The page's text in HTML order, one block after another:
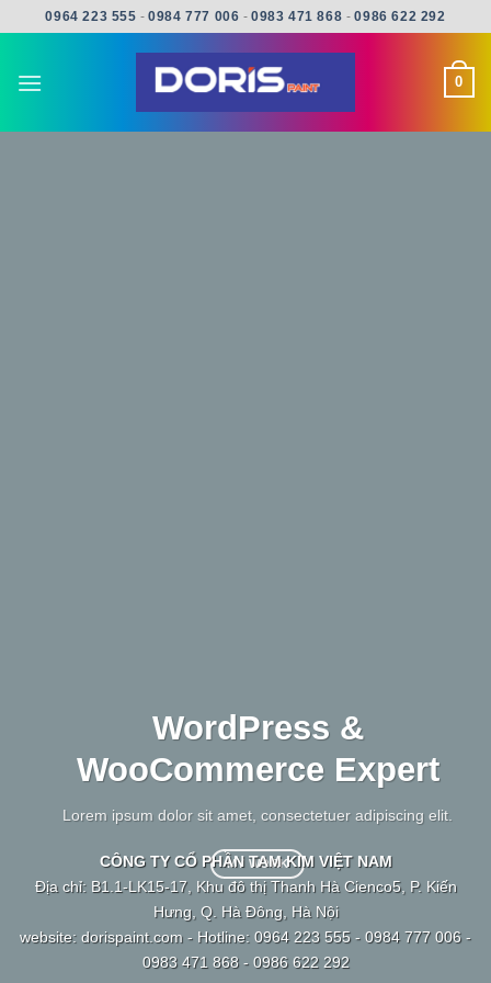
0964 223 555 -0984 777 006 - 0983 471 868 - 0986 622 292
0
WordPress &
WooCommerce Expert
Lorem ipsum dolor sit amet, consectetuer adipiscing elit.
MY WORK
CÔNG TY CỔ PHẦN TAM KIM VIỆT NAM
Địa chỉ: B1.1-LK15-17, Khu đô thị Thanh Hà Cienco5, P. Kiến
Hưng, Q. Hà Đông, Hà Nội
website: dorispaint.com - Hotline: 0964 223 555 - 0984 777 006 -
0983 471 868 - 0986 622 292